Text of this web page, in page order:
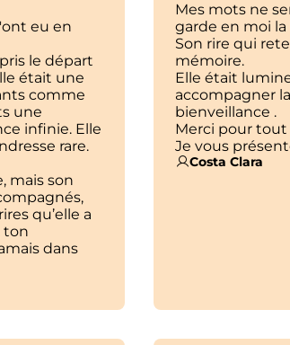
eu en
le départ
était une
comme
une
infinie. Elle
rare.
mais son
qu’elle a
ton
dans
Mes mots ne
garde en moi
Son rire qui
mémoire.
Elle était
accompagner
bienveillance .
Merci pour
Je vous
Costa Clara